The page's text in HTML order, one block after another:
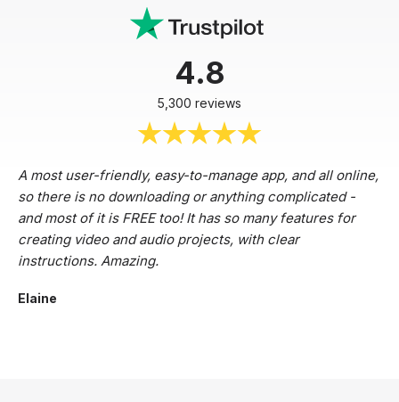
4.8
5,300 reviews
A most user-friendly, easy-to-manage app, and all online,
so there is no downloading or anything complicated -
and most of it is FREE too! It has so many features for
creating video and audio projects, with clear
instructions. Amazing.
Elaine